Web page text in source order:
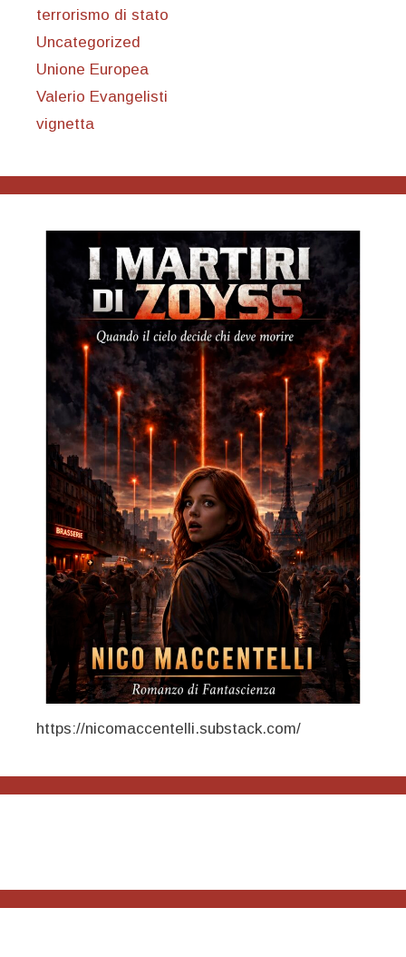
terrorismo di stato
Uncategorized
Unione Europea
Valerio Evangelisti
vignetta
https://nicomaccentelli.substack.com/